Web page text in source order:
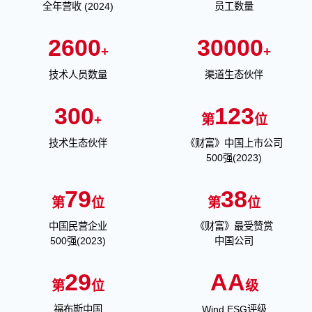
全年营收 (2024) 员工数量
2600+
技术人员数量
30000+
渠道生态伙伴
300+
技术生态伙伴
第123位
《财富》中国上市公司
500强(2023)
第79位
中国民营企业
500强(2023)
第38位
《财富》最受赞赏
中国公司
第29位
福布斯中国
AA级
Wind ESG评级